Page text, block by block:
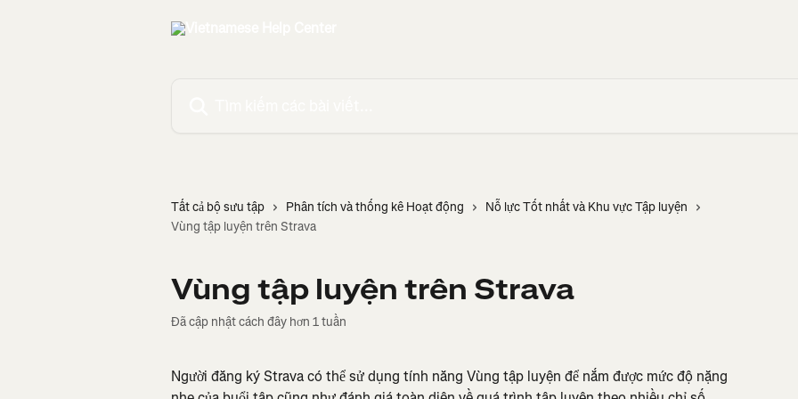
Tất cả bộ sưu tập Phân tích và thống kê Hoạt động
Nỗ lực Tốt nhất và Khu vực Tập luyện
Vùng tập luyện trên Strava
Vùng tập luyện trên Strava
Đã cập nhật cách đây hơn 1 tuần
Người đăng ký Strava có thể sử dụng tính năng Vùng tập luyện để nắm được mức độ nặng